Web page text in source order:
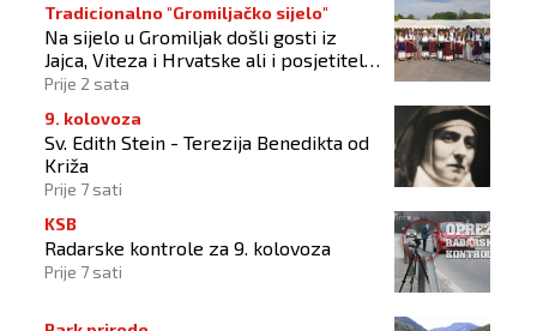
Tradicionalno "Gromiljačko sijelo"
Na sijelo u Gromiljak došli gosti iz
Jajca, Viteza i Hrvatske ali i posjetitelji
od Austrije do Australije
Prije 2 sata
9. kolovoza
Sv. Edith Stein - Terezija Benedikta od
Križa
Prije 7 sati
KSB
Radarske kontrole za 9. kolovoza
Prije 7 sati